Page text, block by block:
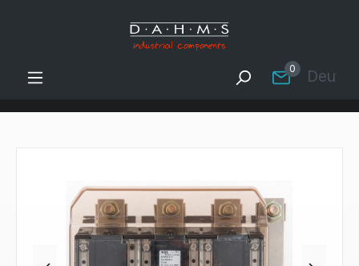
Zum Hauptinhalt springen
0
Bildergalerie überspringen